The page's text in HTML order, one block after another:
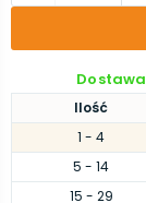
Ilość
1 - 4
5 - 14
15 - 29